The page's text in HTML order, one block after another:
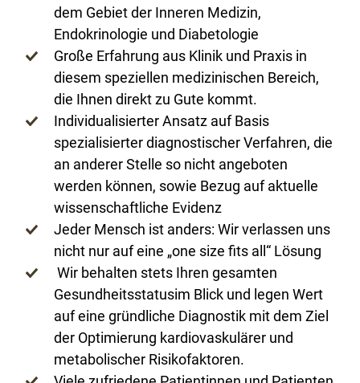
dem Gebiet der Inneren Medizin,
Endokrinologie und Diabetologie
Große Erfahrung aus Klinik und Praxis in
diesem speziellen medizinischen Bereich,
die Ihnen direkt zu Gute kommt.
Individualisierter Ansatz auf Basis
spezialisierter diagnostischer Verfahren, die
an anderer Stelle so nicht angeboten
werden können, sowie Bezug auf aktuelle
wissenschaftliche Evidenz
Jeder Mensch ist anders: Wir verlassen uns
nicht nur auf eine „one size fits all“ Lösung
Wir behalten stets Ihren gesamten
Gesundheitsstatusim Blick und legen Wert
auf eine gründliche Diagnostik mit dem Ziel
der Optimierung kardiovaskulärer und
metabolischer Risikofaktoren.